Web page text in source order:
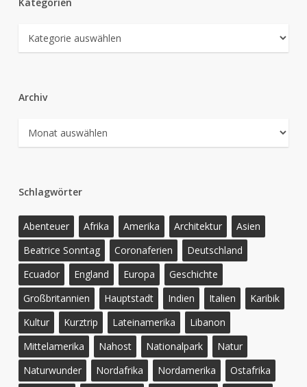
Kategorien
Archiv
Archiv
Schlagwörter
Abenteuer Afrika Amerika Architektur
Asien
Beatrice Sonntag
Coronaferien
Deutschland
Ecuador
England Europa
Geschichte
Großbritannien
Hauptstadt Indien Italien
Karibik
Kultur
Kurztrip Lateinamerika
Libanon
Mittelamerika
Nahost Nationalpark
Natur
Naturwunder
Nordafrika Nordamerika
Ostafrika